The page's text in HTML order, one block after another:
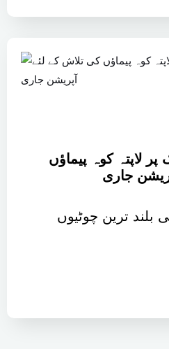
پر لاپتہ کوہ پیماؤں
جاری
بلند ترین چوٹیوں